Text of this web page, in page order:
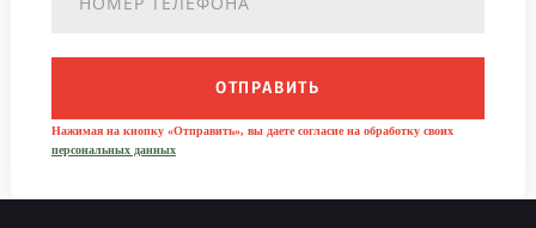
ОТПРАВИТЬ
Нажимая на кнопку «Отправить», вы даете согласие на обработку своих
персональных данных